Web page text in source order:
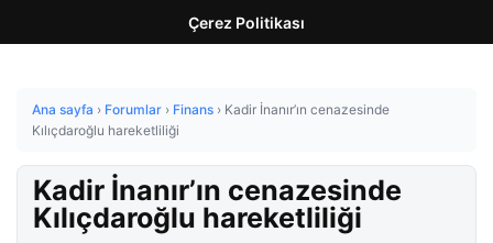
Çerez Politikası
Ana sayfa › Forumlar › Finans › Kadir İnanır’ın cenazesinde
Kılıçdaroğlu hareketliliği
Kadir İnanır’ın cenazesinde
Kılıçdaroğlu hareketliliği